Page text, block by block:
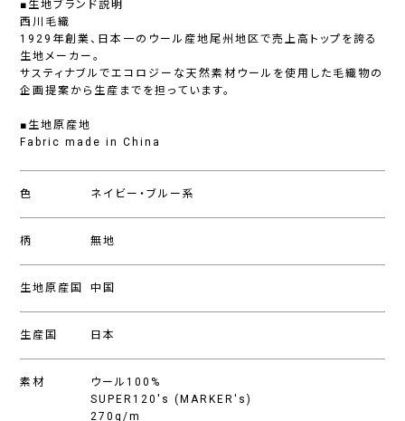
■生地ブランド説明
西川毛織
1929年創業、日本一のウール産地尾州地区で売上高トップを誇る
生地メーカー。
サスティナブルでエコロジーな天然素材ウールを使用した毛織物の
企画提案から生産までを担っています。
■生地原産地
Fabric made in China
色 ネイビー・ブルー系
柄 無地
生地原産国 中国
生産国 日本
素材
ウール100%
SUPER120's (MARKER's)
270g/m